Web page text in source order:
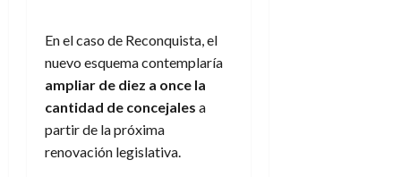
En el caso de Reconquista, el
nuevo esquema contemplaría
ampliar de diez a once la
cantidad de concejales a
partir de la próxima
renovación legislativa.